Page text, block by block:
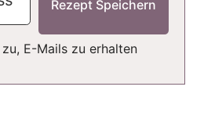
E-Mails zu erhalten